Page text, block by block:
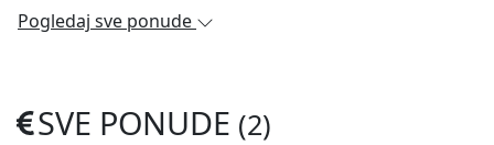
Pogledaj sve ponude
SVE PONUDE (2)